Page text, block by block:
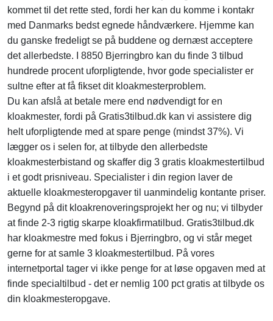
kommet til det rette sted, fordi her kan du komme i kontakr
med Danmarks bedst egnede håndværkere. Hjemme kan
du ganske fredeligt se på buddene og dernæst acceptere
det allerbedste. I 8850 Bjerringbro kan du finde 3 tilbud
hundrede procent uforpligtende, hvor gode specialister er
sultne efter at få fikset dit kloakmesterproblem.
Du kan afslå at betale mere end nødvendigt for en
kloakmester, fordi på Gratis3tilbud.dk kan vi assistere dig
helt uforpligtende med at spare penge (mindst 37%). Vi
lægger os i selen for, at tilbyde den allerbedste
kloakmesterbistand og skaffer dig 3 gratis kloakmestertilbud
i et godt prisniveau. Specialister i din region laver de
aktuelle kloakmesteropgaver til uanmindelig kontante priser.
Begynd på dit kloakrenoveringsprojekt her og nu; vi tilbyder
at finde 2-3 rigtig skarpe kloakfirmatilbud. Gratis3tilbud.dk
har kloakmestre med fokus i Bjerringbro, og vi står meget
gerne for at samle 3 kloakmestertilbud. På vores
internetportal tager vi ikke penge for at løse opgaven med at
finde specialtilbud - det er nemlig 100 pct gratis at tilbyde os
din kloakmesteropgave.